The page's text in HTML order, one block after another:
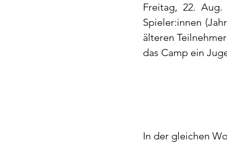
Freitag, 22.
Spieler:innen
älteren
das Camp ein
In der gleichen